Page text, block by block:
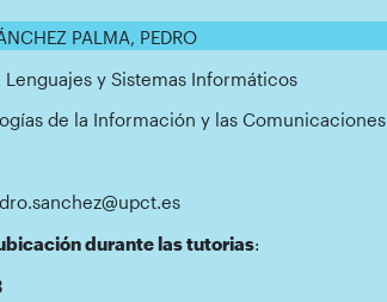
PALMA, PEDRO
Lenguajes y Sistemas Informáticos
de la Información y las Comunicaciones
durante las tutorias: